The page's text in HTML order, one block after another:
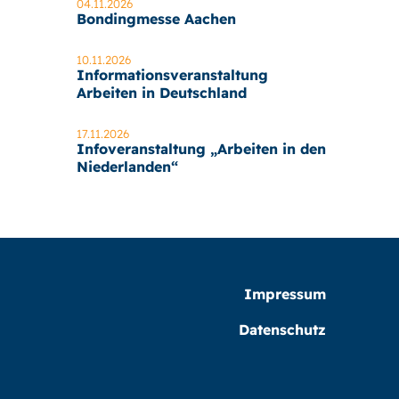
04.11.2026
Bondingmesse Aachen
10.11.2026
Informationsveranstaltung
Arbeiten in Deutschland
17.11.2026
Infoveranstaltung „Arbeiten in den
Niederlanden“
Impressum
Datenschutz